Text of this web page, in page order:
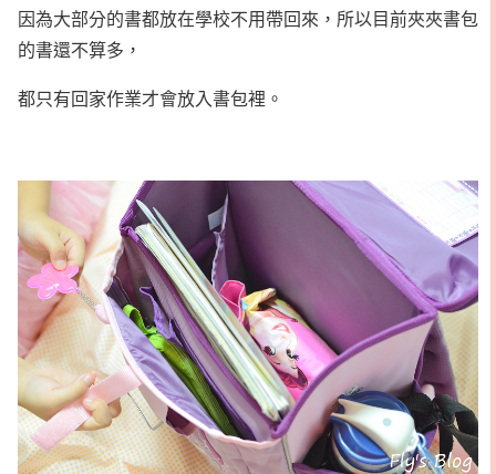
因為大部分的書都放在學校不用帶回來，所以目前夾夾書包
的書還不算多，
都只有回家作業才會放入書包裡。